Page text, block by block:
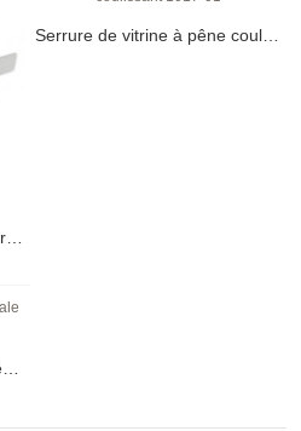
Serrure de vitrine à crémaillère 31100